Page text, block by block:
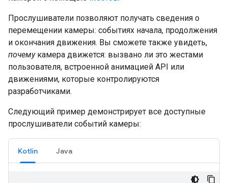
Прослушиватели позволяют получать сведения о
перемещении камеры: событиях начала, продолжения
и окончания движения. Вы сможете также увидеть,
почемукамера движется: вызвано ли это жестами
пользователя, встроенной анимацией API или
движениями, которые контролируются
разработчиками.
Следующий пример демонстрирует все доступные
прослушиватели событий камеры:
Kotlin Java